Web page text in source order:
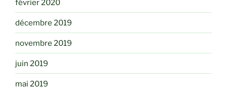
février 2020
décembre 2019
novembre 2019
juin 2019
mai 2019